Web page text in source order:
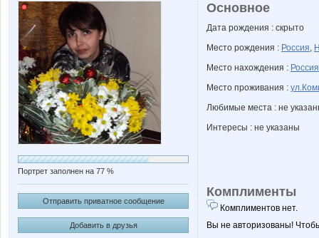
Портрет заполнен на 77 %
Отправить приватное сообщение
Добавить в друзья
Основное
Дата рождения : скрыто
Место рождения : Россия,
Место нахождения : Россия
Место проживания :
Любимые места : не
Интересы : не указаны
Комплименты
Комплиментов нет.
Вы не авторизованы!